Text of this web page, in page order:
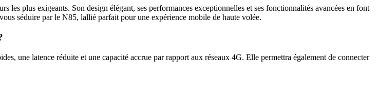
plus exigeants. Son design élégant, ses performances exceptionnelles et ses fonctionnalités avancées en font
séduire par le N85, lallié parfait pour une expérience mobile de haute volée.
une latence réduite et une capacité accrue par rapport aux réseaux 4G. Elle permettra également de connecter